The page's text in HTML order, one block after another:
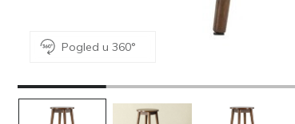
Pogled u 360°